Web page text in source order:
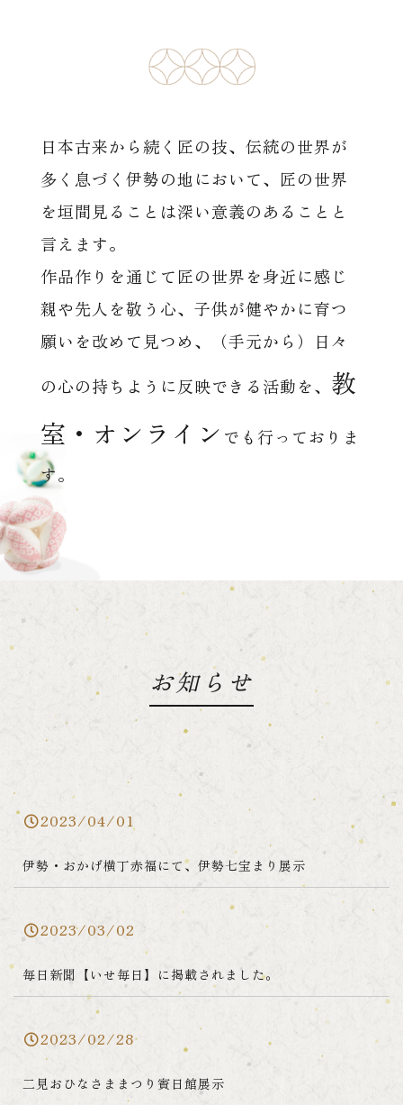
日本古来から続く匠の技、伝統の世界が
多く息づく伊勢の地において、匠の世界
を垣間見ることは深い意義のあることと
言えます。
作品作りを通じて匠の世界を身近に感じ
親や先人を敬う心、子供が健やかに育つ
願いを改めて見つめ、（手元から）日々
の心の持ちように反映できる活動を、 教
室・オンライン でも行っておりま
す。
お知らせ
2023/04/01
伊勢・おかげ横丁赤福にて、伊勢七宝まり展示
2023/03/02
毎日新聞【いせ毎日】に掲載されました。
2023/02/28
二見おひなさままつり賓日館展示